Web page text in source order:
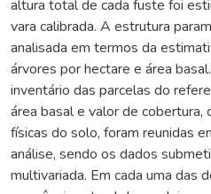
altura total de cada fuste foi
vara calibrada. A estrutura
analisada em termos da
árvores por hectare e área
inventário das parcelas do
área basal e valor de cobertura,
físicas do solo, foram reunidas
análise, sendo os dados
multivariada. Em cada uma das